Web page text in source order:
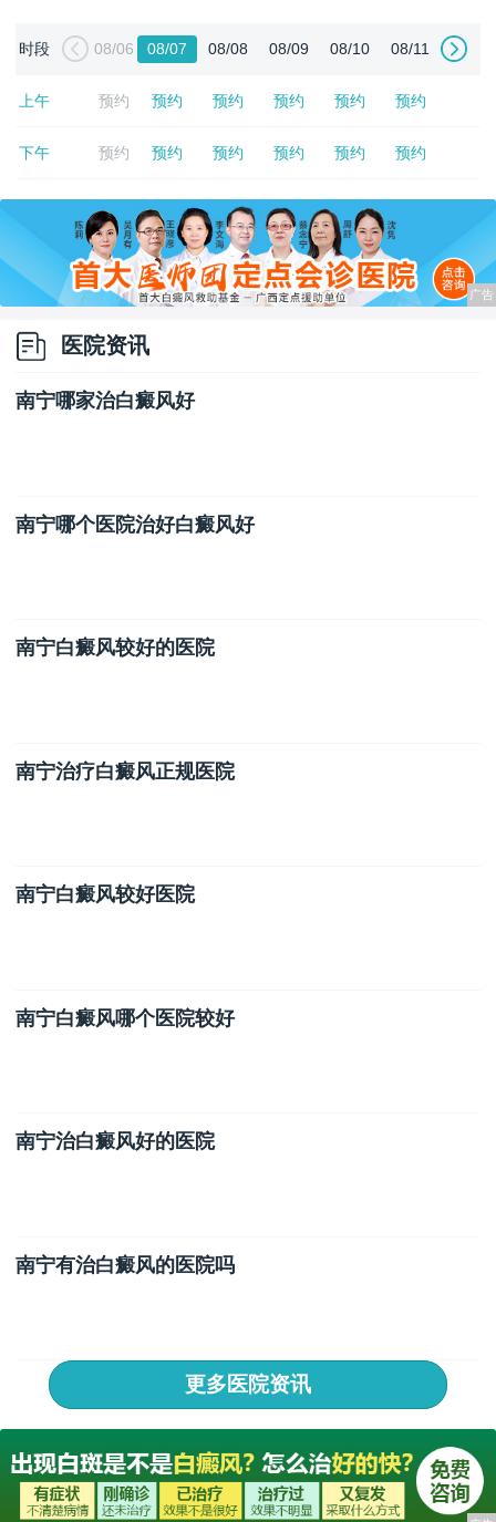
时段 08/06 08/07 08/08 08/09 08/10 08/11
上午 预约 预约 预约 预约 预约 预约
下午 预约 预约 预约 预约 预约 预约
医院资讯
南宁哪家治白癜风好
南宁哪个医院治好白癜风好
南宁白癜风较好的医院
南宁治疗白癜风正规医院
南宁白癜风较好医院
南宁白癜风哪个医院较好
南宁治白癜风好的医院
南宁有治白癜风的医院吗
更多医院资讯